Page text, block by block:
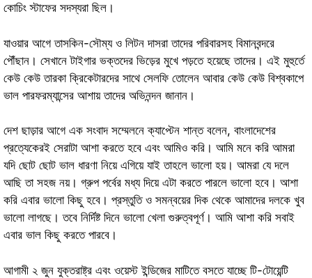
কোচিং স্টাফের সদস্যরা ছিল।
যাওয়ার আগে তাসকিন-সৌম্য ও লিটন দাসরা তাদের পরিবারসহ বিমানবন্দরে
পৌঁছান। সেখানে টাইগার ভক্তদের ভিড়ের মুখে পড়তে হয়েছে তাদের। এই মুহুর্তে
কেউ কেউ তারকা ক্রিকেটারদের সাথে সেলফি তোলেন আবার কেউ কেউ বিশ্বকাপে
ভাল পারফরম্যান্সের আশায় তাদের অভিনন্দন জানান।
দেশ ছাড়ার আগে এক সংবাদ সম্মেলনে ক্যাপ্টেন শান্ত বলেন, বাংলাদেশের
প্রত্যেকেরই সেরাটা আশা করতে হবে এবং আমিও করি। আমি মনে করি আমরা
যদি ছোট ছোট ভাল ধারণা নিয়ে এগিয়ে যাই তাহলে ভালো হয়। আমরা যে দলে
আছি তা সহজ নয়। গ্রুপ পর্বের মধ্য দিয়ে এটা করতে পারলে ভালো হবে। আশা
করি এবার ভালো কিছু হবে। প্রস্তুতি ও সমন্বয়ের দিক থেকে আমাদের দলকে খুব
ভালো লাগছে। তবে নির্দিষ্ট দিনে ভালো খেলা গুরুত্বপূর্ণ। আমি আশা করি সবাই
এবার ভাল কিছু করতে পারবে।
আগামী ২ জুন যুক্তরাষ্ট্র এবং ওয়েস্ট ইন্ডিজের মাটিতে বসতে যাচ্ছে টি-টোয়েন্টি